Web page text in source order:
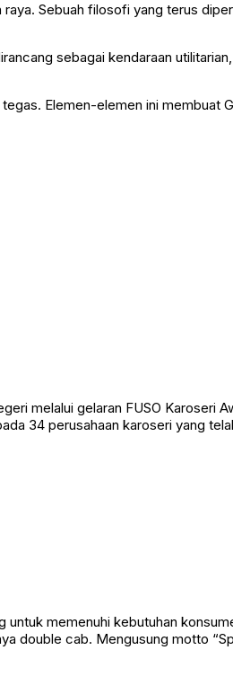
Sebuah filosofi yang terus
sebagai kendaraan
Elemen-elemen ini membuat
melalui gelaran FUSO Karoseri
34 perusahaan karoseri yang
memenuhi kebutuhan
double cab. Mengusung motto